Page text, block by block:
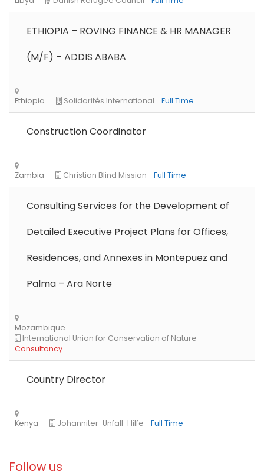
Libya Danish Refugee Council
ETHIOPIA – ROVING FINANCE & HR MANAGER
(M/F) – ADDIS ABABA
Ethiopia
Construction Coordinator
Consulting Services for the Development of
Detailed Executive Project Plans for Offices,
Residences, and Annexes in Montepuez and
Palma – Ara Norte
Country Director
Follow us